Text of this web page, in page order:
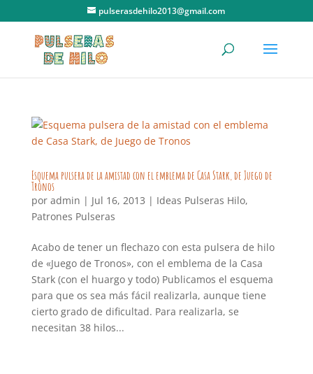
pulserasdehilo2013@gmail.com
Esquema pulsera de la amistad con el emblema de Casa Stark, de Juego de
Tronos
por admin | Jul 16, 2013 | Ideas Pulseras Hilo,
Patrones Pulseras
Acabo de tener un flechazo con esta pulsera de hilo
de «Juego de Tronos», con el emblema de la Casa
Stark (con el huargo y todo) Publicamos el esquema
para que os sea más fácil realizarla, aunque tiene
cierto grado de dificultad. Para realizarla, se
necesitan 38 hilos...